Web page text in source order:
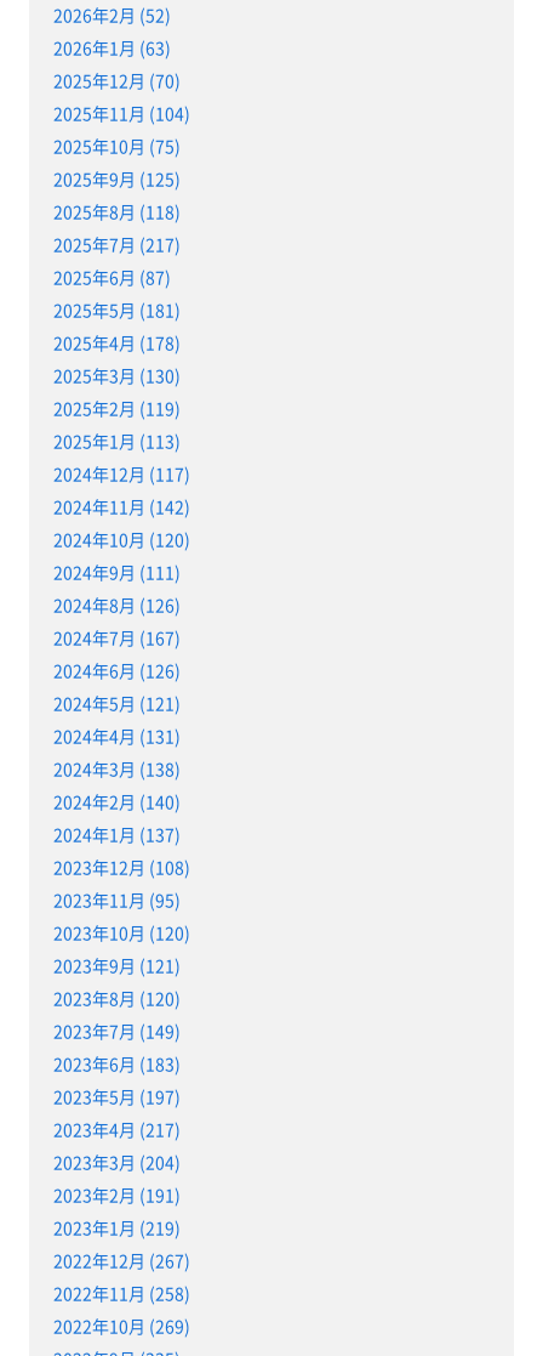
2026年2月 (52)
2026年1月 (63)
2025年12月 (70)
2025年11月 (104)
2025年10月 (75)
2025年9月 (125)
2025年8月 (118)
2025年7月 (217)
2025年6月 (87)
2025年5月 (181)
2025年4月 (178)
2025年3月 (130)
2025年2月 (119)
2025年1月 (113)
2024年12月 (117)
2024年11月 (142)
2024年10月 (120)
2024年9月 (111)
2024年8月 (126)
2024年7月 (167)
2024年6月 (126)
2024年5月 (121)
2024年4月 (131)
2024年3月 (138)
2024年2月 (140)
2024年1月 (137)
2023年12月 (108)
2023年11月 (95)
2023年10月 (120)
2023年9月 (121)
2023年8月 (120)
2023年7月 (149)
2023年6月 (183)
2023年5月 (197)
2023年4月 (217)
2023年3月 (204)
2023年2月 (191)
2023年1月 (219)
2022年12月 (267)
2022年11月 (258)
2022年10月 (269)